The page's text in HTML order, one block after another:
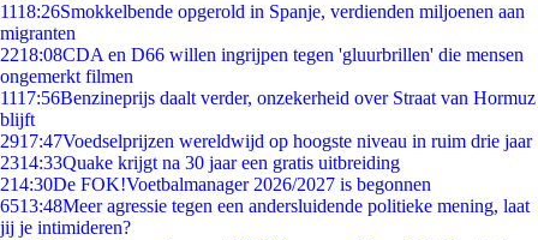
1118:26Smokkelbende opgerold in Spanje, verdienden miljoenen aan
migranten
2218:08CDA en D66 willen ingrijpen tegen 'gluurbrillen' die mensen
ongemerkt filmen
1117:56Benzineprijs daalt verder, onzekerheid over Straat van Hormuz
blijft
2917:47Voedselprijzen wereldwijd op hoogste niveau in ruim drie jaar
2314:33Quake krijgt na 30 jaar een gratis uitbreiding
214:30De FOK!Voetbalmanager 2026/2027 is begonnen
6513:48Meer agressie tegen een andersluidende politieke mening, laat
jij je intimideren?